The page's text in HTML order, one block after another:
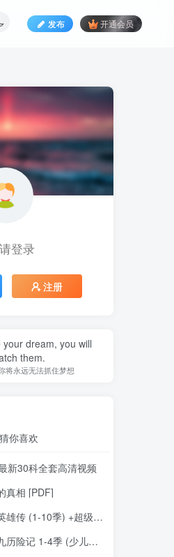
发布 开通会员
登录
注册
dream, you will
them.
将永远无法抓住梦想
猜你喜欢
新30科全套高清视频
真相 [PDF]
) +超级隋唐英雄后传 (1-4季）
4季 (少儿大型奇幻冒险之旅)